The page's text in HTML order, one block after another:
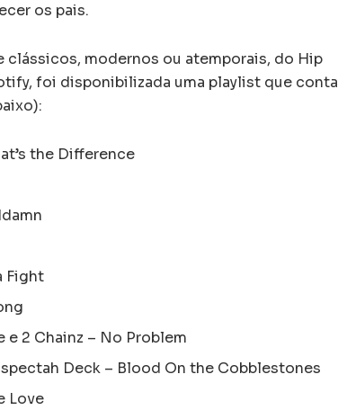
os pais.
modernos ou atemporais, do Hip
foi disponibilizada uma playlist que conta
the Difference
Fight
e 2 Chainz – No Problem
Deck – Blood On the Cobblestones
Love